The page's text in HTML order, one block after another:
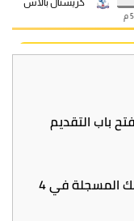
باب التقديم
قبل ما تقع في مشكلة.. راجع خطوطك المسجلة في 4